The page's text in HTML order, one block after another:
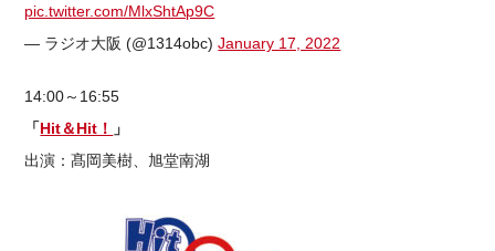
pic.twitter.com/MlxShtAp9C
— ラジオ大阪 (@1314obc)January 17, 2022
14:00～16:55
「Hit＆Hit！
」
出演：髙岡美樹、旭堂南湖